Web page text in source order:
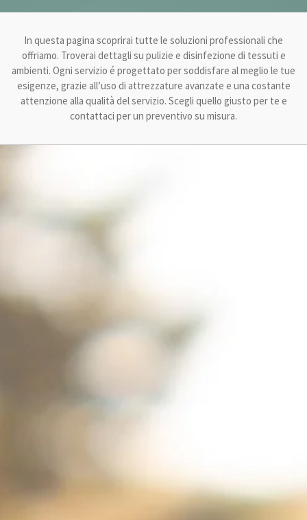
In questa pagina scoprirai tutte le soluzioni professionali che
offriamo. Troverai dettagli su pulizie e disinfezione di tessuti e
ambienti. Ogni servizio é progettato per soddisfare al meglio le tue
esigenze, grazie all’uso di attrezzature avanzate e una costante
attenzione alla qualità del servizio. Scegli quello giusto per te e
contattaci per un preventivo su misura.